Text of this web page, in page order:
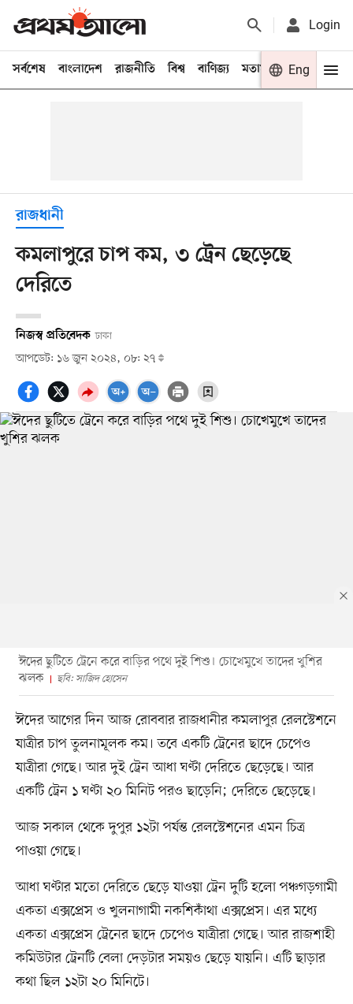
Login
সর্বশেষ বাংলাদেশ রাজনীতি বিশ্ব বাণিজ্য মতামত খেলা
Eng
রাজধানী
কমলাপুরে চাপ কম, ৩ ট্রেন ছেড়েছে
দেরিতে
নিজস্ব প্রতিবেদক ঢাকা
আপডেট: ১৬ জুন ২০২৪, ০৮: ২৭
ঈদের ছুটিতে ট্রেনে করে বাড়ির পথে দুই শিশু। চোখেমুখে তাদের খুশির
ঝলক
ছবি: সাজিদ হোসেন
ঈদের আগের দিন আজ রোববার রাজধানীর কমলাপুর রেলস্টেশনে
যাত্রীর চাপ তুলনামূলক কম। তবে একটি ট্রেনের ছাদে চেপেও
যাত্রীরা গেছে। আর দুই ট্রেন আধা ঘণ্টা দেরিতে ছেড়েছে। আর
একটি ট্রেন ১ ঘণ্টা ২০ মিনিট পরও ছাড়েনি; দেরিতে ছেড়েছে।
আজ সকাল থেকে দুপুর ১২টা পর্যন্ত রেলস্টেশনের এমন চিত্র
পাওয়া গেছে।
আধা ঘণ্টার মতো দেরিতে ছেড়ে যাওয়া ট্রেন দুটি হলো পঞ্চগড়গামী
একতা এক্সপ্রেস ও খুলনাগামী নকশিকাঁথা এক্সপ্রেস। এর মধ্যে
একতা এক্সপ্রেস ট্রেনের ছাদে চেপেও যাত্রীরা গেছে। আর রাজশাহী
কমিউটার ট্রেনটি বেলা দেড়টার সময়ও ছেড়ে যায়নি। এটি ছাড়ার
কথা ছিল ১২টা ২০ মিনিটে।